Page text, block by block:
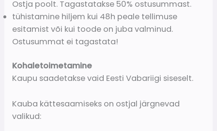
Ostja poolt. Tagastatakse 50% ostusummast.
tühistamine hiljem kui 48h peale tellimuse
esitamist või kui toode on juba valminud.
Ostusummat ei tagastata!
Kohaletoimetamine
Kaupu saadetakse vaid Eesti Vabariigi siseselt.
Kauba kättesaamiseks on ostjal järgnevad
valikud: